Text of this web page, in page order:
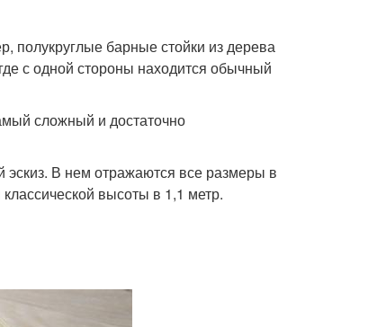
полукруглые барные стойки из дерева
с одной стороны находится обычный
сложный и достаточно
эскиз. В нем отражаются все размеры в
высоты в 1,1 метр.